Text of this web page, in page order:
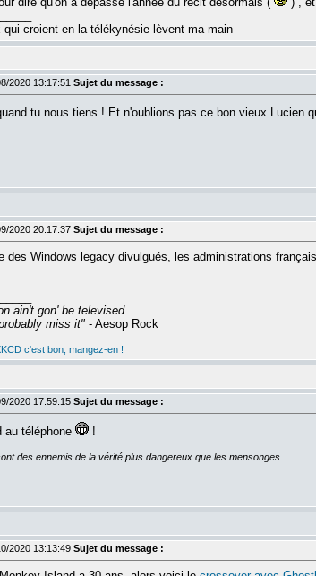
qui croient en la télékynésie lèvent ma main
2020 13:17:51 Sujet du message :
tu nous tiens ! Et n'oublions pas ce bon vieux Lucien
2020 20:17:37 Sujet du message :
des Windows legacy divulgués, les administrations
ain't gon' be televised
miss it"- Aesop Rock
c'est bon, mangez-en !
2020 17:59:15 Sujet du message :
au téléphone
!
des ennemis de la vérité plus dangereux que les mensonges
2020 13:13:49 Sujet du message :